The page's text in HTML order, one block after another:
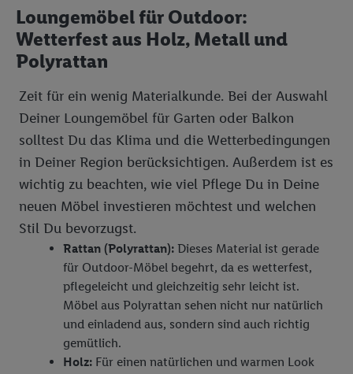
Loungemöbel für Outdoor:
Wetterfest aus Holz, Metall und
Polyrattan
Zeit für ein wenig Materialkunde. Bei der Auswahl
Deiner Loungemöbel für Garten oder Balkon
solltest Du das Klima und die Wetterbedingungen
in Deiner Region berücksichtigen. Außerdem ist es
wichtig zu beachten, wie viel Pflege Du in Deine
neuen Möbel investieren möchtest und welchen
Stil Du bevorzugst.
Rattan (Polyrattan): Dieses Material ist gerade
für Outdoor-Möbel begehrt, da es wetterfest,
pflegeleicht und gleichzeitig sehr leicht ist.
Möbel aus Polyrattan sehen nicht nur natürlich
und einladend aus, sondern sind auch richtig
gemütlich.
Holz: Für einen natürlichen und warmen Look